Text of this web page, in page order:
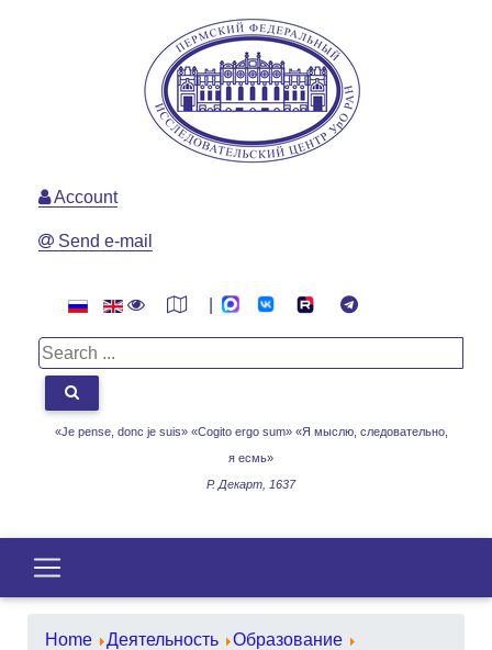
«Je pense, donc je suis» «Cogito ergo sum» «Я мыслю, следовательно,
я есмь»
Р. Декарт, 1637
Account
Send e-mail
Home Деятельность
Образование